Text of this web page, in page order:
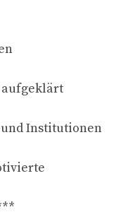
aufgeklärt
Institutionen